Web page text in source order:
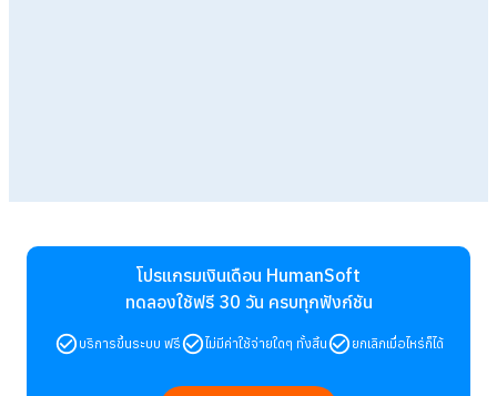
โปรแกรมเงินเดือน HumanSoft
ทดลองใช้ฟรี 30 วัน ครบทุกฟังก์ชัน
บริการขึ้นระบบ ฟรี ไม่มีค่าใช้จ่ายใดๆ ทั้งสิ้น ยกเลิกเมื่อไหร่ก็ได้